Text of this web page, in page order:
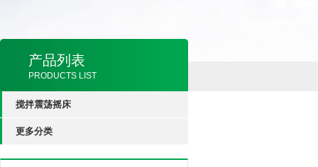
产品列表
PRODUCTS LIST
搅拌震荡摇床
更多分类